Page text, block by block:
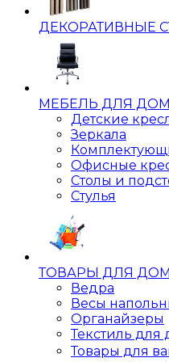
ДЕКОРАТИВНЫЕ
МЕБЕЛЬ ДЛЯ
Детские
Зеркала
Офисные
Столы и
Стулья
ТОВАРЫ ДЛЯ
Ведра
Весы
Органайзеры
Текстиль для
Товары для